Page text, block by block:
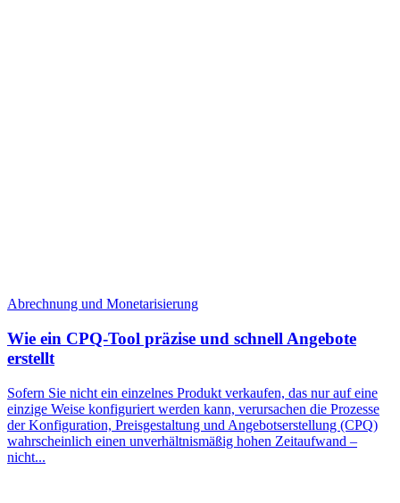
Abrechnung und Monetarisierung
Wie ein CPQ-Tool präzise und schnell Angebote
erstellt
Sofern Sie nicht ein einzelnes Produkt verkaufen, das nur auf eine
einzige Weise konfiguriert werden kann, verursachen die Prozesse
der Konfiguration, Preisgestaltung und Angebotserstellung (CPQ)
wahrscheinlich einen unverhältnismäßig hohen Zeitaufwand –
nicht...